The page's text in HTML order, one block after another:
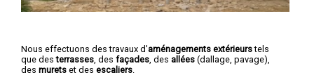
Nous effectuons des travaux d'aménagements extérieurstels
que desterrasses , des façades , des allées (dallage, pavage),
des murets et des escaliers